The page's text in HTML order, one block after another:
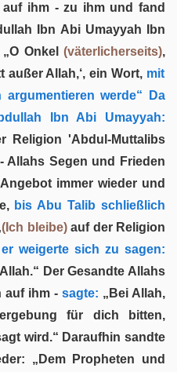
ihm - zu ihm und fand
Ibn Abi Umayyah Ibn
„O Onkel (väterlicherseits),
außer Allah‚‘, ein Wort, mit
werde“ Da
Ibn Abi Umayyah:
Religion 'Abdul-Muttalibs
Allahs Segen und Frieden
immer wieder und
bis Abu Talib schließlich
(Ich bleibe)auf der Religion
weigerte sich zu sagen:
Der Gesandte Allahs
auf ihm - sagte: „Bei Allah,
für dich bitten,
wird.“ Daraufhin sandte
„Dem Propheten und